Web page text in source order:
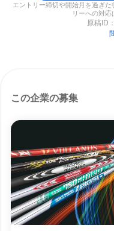
エントリー締切や開始月を過ぎ
リーへの対応
原稿ID：
この企業の募集